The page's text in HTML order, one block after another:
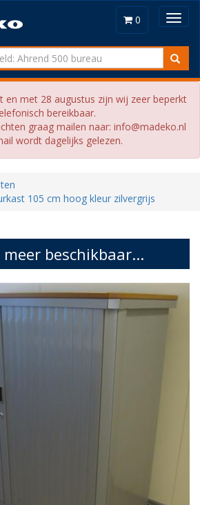
0
en met 28 augustus zijn wij zeer beperkt
bereikbaar.
graag mailen naar: info@madeko.nl
wordt dagelijks gelezen.
105 cm hoog kleur zilvergrijs
beschikbaar...